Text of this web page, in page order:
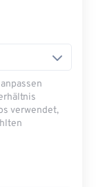
verwendet,